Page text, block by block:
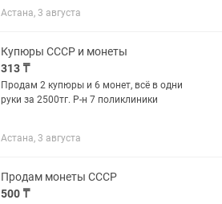
Астана, 3 августа
Купюры СССР и монеты
313 ₸
Продам 2 купюры и 6 монет, всё в одни
руки за 2500тг. Р-н 7 поликлиники
Астана, 3 августа
Продам монеты СССР
500 ₸